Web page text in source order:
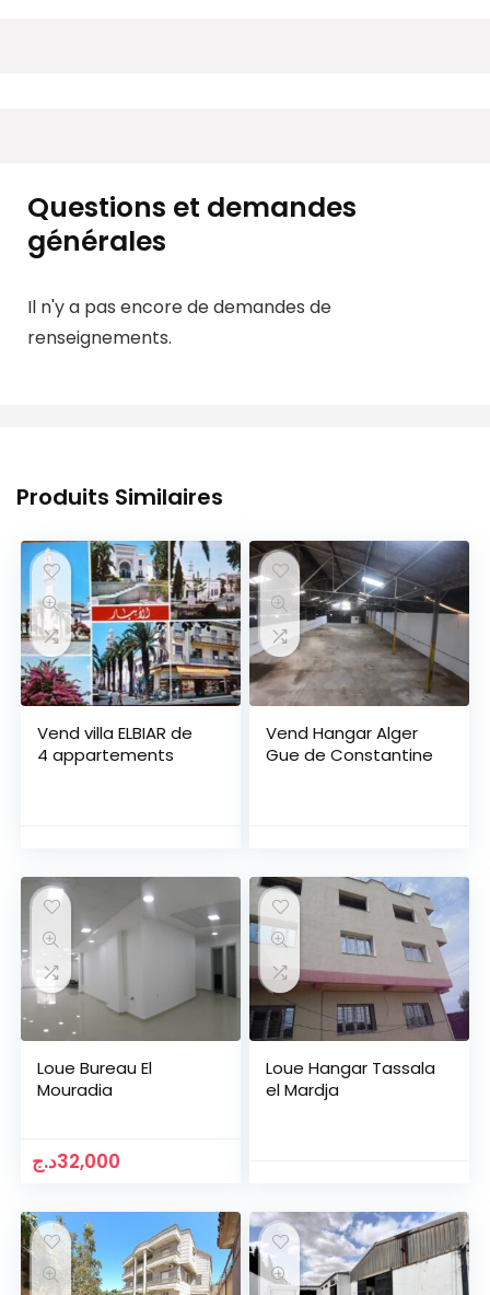
Questions et demandes
générales
Il n'y a pas encore de demandes de
renseignements.
Produits Similaires
Vend villa ELBIAR de
4 appartements
Vend Hangar Alger
Gue de Constantine
Loue Bureau El
Mouradia
32,000د.ج
Loue Hangar Tassala
el Mardja